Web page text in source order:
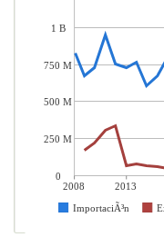
2008 2013
ImportaciÃ³n
1 B
750 M
500 M
250 M
0